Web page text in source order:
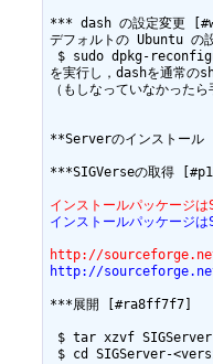
*** dash の設定変更
デフォルトの Ubuntu の
$ sudo dpkg-
を実行し，dashを通常
（もしなっていなかった
**Serverのインストール
***SIGVerseの取得
インストールパッケー
インストールパッケージ
http://
http://
***展開 [#ra8ff7f7]
$ tar xzvf
$ cd SIGServer-